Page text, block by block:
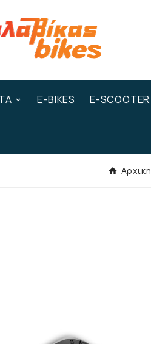
E-BIKES E-SCOOTER
Αρχική